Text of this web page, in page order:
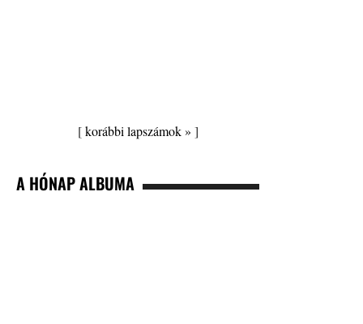
[korábbi lapszámok » ]
A HÓNAP ALBUMA